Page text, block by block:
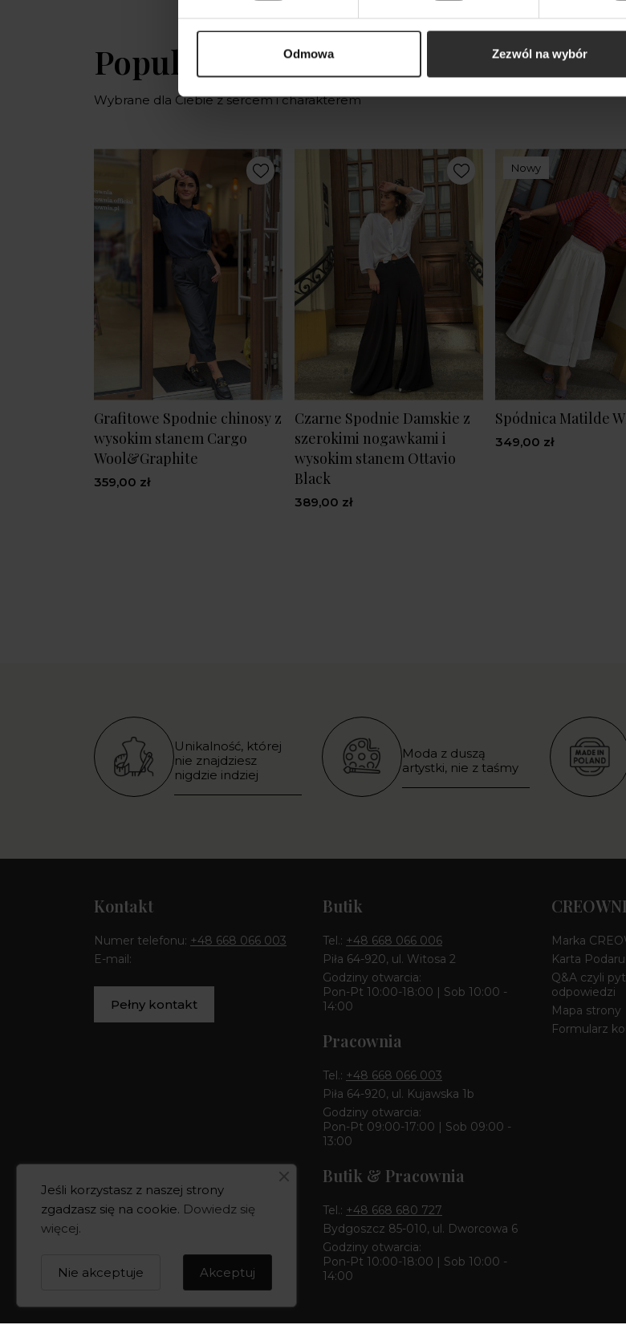
Odmowa Zezwól na wybór
Popularne produkty
Wybrane dla Ciebie z sercem i charakterem
Grafitowe Spodnie chinosy z
wysokim stanem Cargo
Wool&Graphite
359,00 zł
Czarne Spodnie Damskie z
szerokimi nogawkami i
wysokim stanem Ottavio
Black
389,00 zł
Nowy
Spódnica Matilde
349,00 zł
Unikalność, której
nie znajdziesz
nigdzie indziej
Moda z duszą
artystki, nie z taśmy
Kontakt
Numer telefonu: +48 668 066 003
E-mail:
Pełny kontakt
Butik
Tel.: +48 668 066 006
Piła 64-920, ul. Witosa 2
Godziny otwarcia:
Pon-Pt 10:00-18:00 | Sob 10:00 -
14:00
Pracownia
Tel.: +48 668 066 003
Piła 64-920, ul. Kujawska 1b
Godziny otwarcia:
Pon-Pt 09:00-17:00 | Sob 09:00 -
13:00
Butik & Pracownia
Tel.: +48 668 680 727
Bydgoszcz 85-010, ul. Dworcowa 6
Godziny otwarcia:
Pon-Pt 10:00-18:00 | Sob 10:00 -
14:00
Marka
Karta
Q&A czyli
odpowiedzi
Mapa strony
Formularz
Jeśli korzystasz z naszej strony
zgadzasz się na cookie. Dowiedz się
więcej.
Akceptuj
Nie akceptuje